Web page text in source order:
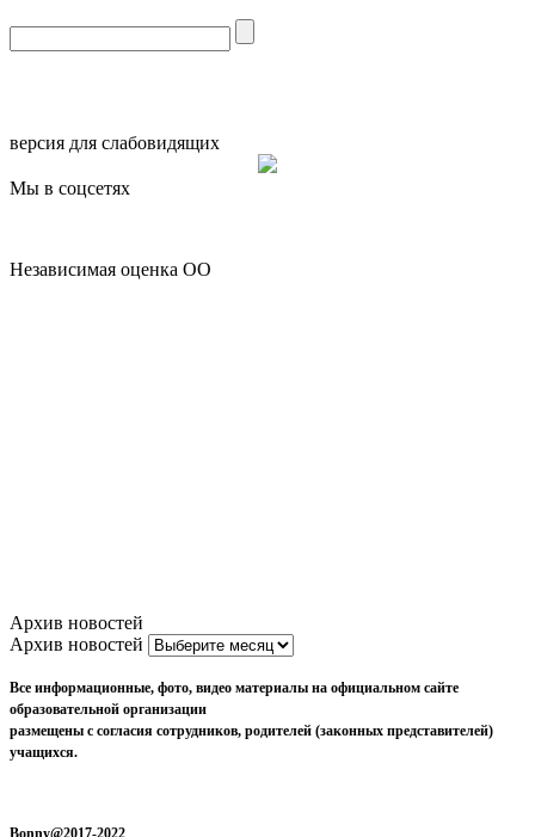
версия для слабовидящих
Мы в соцсетях
Независимая оценка ОО
Архив новостей
Архив новостей
Все информационные, фото, видео материалы на официальном сайте
образовательной организации
размещены с согласия сотрудников, родителей (законных представителей)
учащихся.
Bonny@2017-2022